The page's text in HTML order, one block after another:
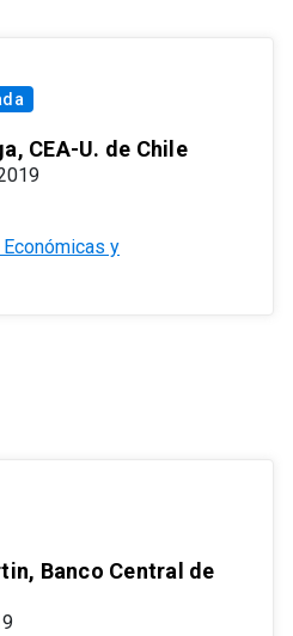
CEA-U. de Chile
y
Banco Central de